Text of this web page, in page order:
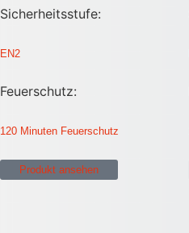
Sicherheitsstufe:
EN2
Feuerschutz:
120 Minuten Feuerschutz
Produkt ansehen